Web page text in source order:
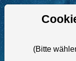
(Bitte